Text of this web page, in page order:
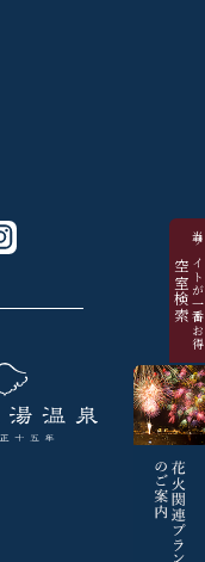
当サイトが一番お得
空室検索